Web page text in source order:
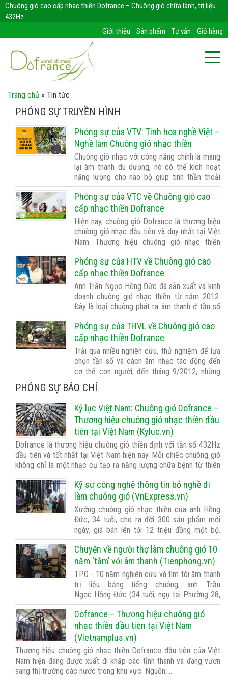
Chuông gió cao cấp nhạc thiền Dofrance – Chuông gió chữa lành, trị liệu
432Hz
Giỏ hàng
Tư vấn
Sản phẩm
Giới thiệu
Trang chủ » Tin tức
PHÓNG SỰ TRUYỀN HÌNH
Phóng sự của VTV: Tinh hoa nghề Việt –
Nghề làm Chuông gió nhạc thiền
Chuông gió nhạc với công năng chính là mang
lại âm thanh du dương, nó có thể kích hoạt
năng lượng cho não bộ giúp tinh thần thoải
mái dễ chịu, bình tâm chống lại stress. Với
những âm trầm, chuông gió nhạc rất thích hợp
cho những người tu thiền, người …
Phóng sự của VTC về Chuông gió cao
cấp nhạc thiền Dofrance
Hiện nay, chuông gió Dofrance là thương hiệu
chuông gió nhạc đầu tiên và duy nhất tại Việt
Nam. Thương hiệu chuông gió nhạc thiền
Dofrance hiện đang được xuất đi khắp các
tỉnh thành của Việt Nam và đang vươn sang
thị trường các nước trong khu …
Phóng sự của HTV về Chuông gió cao
cấp nhạc thiền Dofrance
Anh Trần Ngọc Hồng Đức đã sản xuất và kinh
doanh chuông gió nhạc thiền từ năm 2012.
Đây là loại chuông phát ra âm thanh ở tần số
432 Hz, được cho là là tần số chữa lành tự
nhiên, rất tốt cho sức khỏe.
https://www.youtube.com/watch?
v=2gUlVo85Q4o …
Phóng sự của THVL về Chuông gió cao
cấp nhạc thiền Dofrance
Trải qua nhiều nghiên cứu, thử nghiệm để lựa
chọn tần số và cách âm nhạc tác động đến
cơ thể con người, đến tháng 9/2012, những
chiếc chuông gió nhạc thiền đầu tiên mang
tần số sóng âm 432Hz đã ra đời. Mỗi chiếc
chuông gió được tạo ra từ rất nhiều …
PHÓNG SỰ BÁO CHÍ
Kỷ lục Việt Nam: Chuông gió Dofrance –
Thương hiệu chuông gió nhạc thiền đầu
tiên tại Việt Nam (Kyluc.vn)
Dofrance là thương hiệu chuông gió thiền định với tần số 432Hz
đầu tiên và tốt nhất tại Việt Nam hiện nay. Mỗi chiếc chuông gió
không chỉ là một nhạc cụ tạo ra năng lượng chữa bệnh từ thiên
nhiên mà đó còn là một tác phẩm nghệ thuật thủ công độc …
Kỹ sư công nghệ thông tin bỏ nghề đi
làm chuông gió (VnExpress.vn)
Xưởng chuông gió nhạc thiền của anh Hồng
Đức, 34 tuổi, cho ra đời 300 sản phẩm mỗi
ngày, giá bán lên tới 12 triệu đồng một bộ.
Nguồn: https://vnexpress.net/ky-su-cong-
nghe-thong-tin-bo-nghe-di-lam-chuong-gio-
4393675.html Anh Trần …
Chuyện về người thợ làm chuông gió 10
năm ‘tắm’ với âm thanh (Tienphong.vn)
TPO - 10 năm nghiên cứu và tìm tòi âm thanh
trị liệu bằng tiếng chuông, anh Trần
Ngọc Hồng Đức (34 tuổi, ngụ tại Phường 28,
quận Bình Thạnh, TPHCM) được nhiều người
biết đến như một bậc thầy về các loại âm
thanh của tiếng chuông. Nguồn: …
Dofrance – Thương hiệu chuông gió
nhạc thiền đầu tiên tại Việt Nam
(Vietnamplus.vn)
Thương hiệu chuông gió nhạc thiền Dofrance đầu tiên của Việt
Nam hiện đang được xuất đi khắp các tỉnh thành và đang vươn
sang thị trường các nước trong khu vực. Nguồn: …